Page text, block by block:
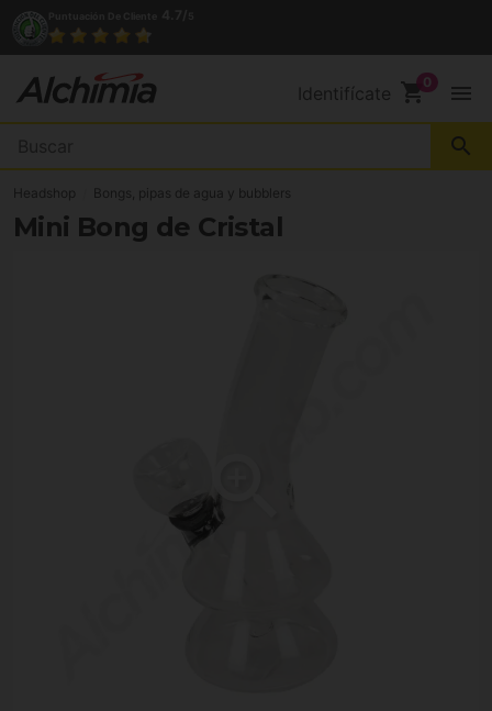
Identifícate shopping_cart menu
search
Headshop Bongs, pipas de agua y bubblers
Mini Bong de Cristal